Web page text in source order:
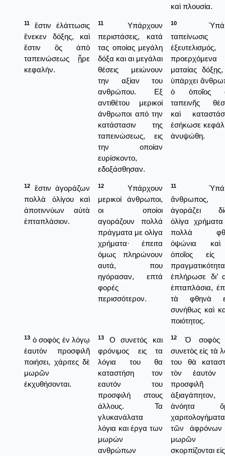
καὶ πλουσία.
11
ἔστιν ἐλάττωσις
ἕνεκεν δόξης, καὶ
ἔστιν ὃς ἀπὸ
ταπεινώσεως ᾖρε
κεφαλήν.
11
Υπάρχουν
περιστάσεις, κατά
τας οποίας μεγάλη
δόξα και αι μεγάλαι
θέσεις μειώνουν
την αξίαν του
ανθρώπου. Εξ
αντιθέτου μερικοί
άνθρωποι από την
κατάστασιν της
ταπεινώσεως, εις
την οποίαν
ευρίσκοντο,
εδοξάσθησαν.
10
ταπείνωσις
ἐξευτελισμός,
ματαίας
ὑπάρχει
ὁ ὁποῖος
ταπεινῆς
καὶ
ἐσήκωσε
ἀνυψώθη.
12
ἔστιν ἀγοράζων
πολλὰ ὀλίγου καὶ
ἀποτιννύων αὐτὰ
ἑπταπλάσιον.
12
Υπάρχουν
μερικοί άνθρωποι,
οι οποίοι
αγοράζουν πολλά
πράγματα με ολίγα
χρήματα· έπειτα
όμως πληρώνουν
αυτά, που
ηγόρασαν, επτά
φορές
περισσότερον.
11
ἄνθρωπος,
ἀγοράζει
ὀλίγα χρήματα
πολλὰ
ὀψώνια
ὁποῖος εἰς
πραγματικότητα
ἐπλήρωσε δι’
ἑπταπλάσια,
τὰ φθηνὰ
συνήθως καὶ
ποιότητος.
13 ὁ σοφὸς ἐν λόγῳ
ἑαυτὸν προσφιλῆ
ποιήσει, χάριτες δὲ
μωρῶν
ἐκχυθήσονται.
13
Ο συνετός και
φρόνιμος εις τα
λόγια του θα
καταστήση τον
εαυτόν του
προσφιλή στους
άλλους. Τα
γλυκανάλατα
λόγια και έργα των
μωρών
ανθρώπων
12
Ὁ σοφὸς
συνετὸς εἰς τὰ
του θὰ
τὸν ἑαυτόν
προσφιλῆ
ἀνόητα
χαριτολογήματα
τῶν ἀφρόνων
μωρῶν
σκορπίζονται